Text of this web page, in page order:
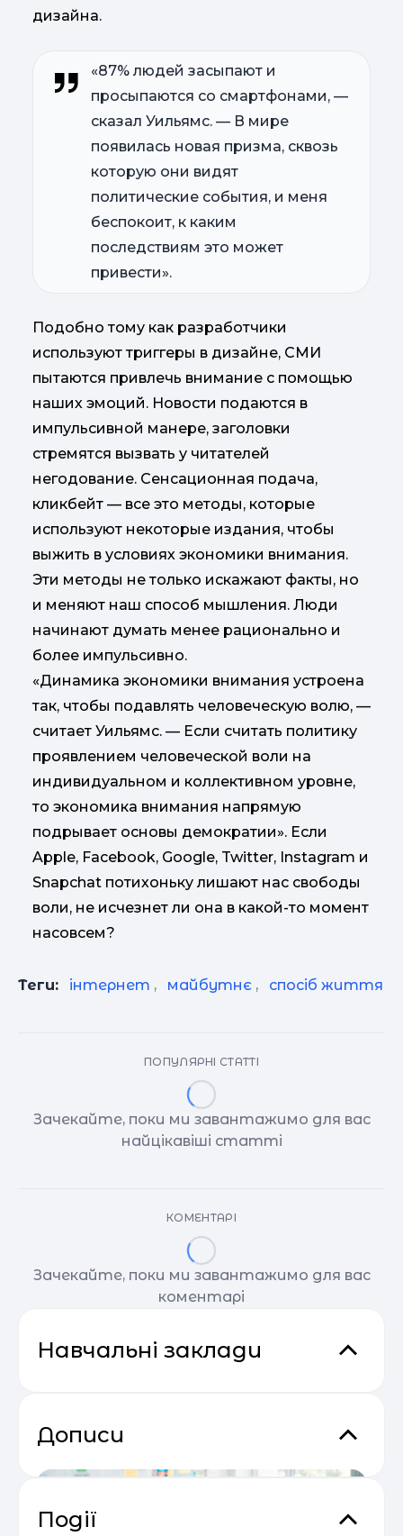
дизайна.
«87% людей засыпают и
просыпаются со смартфонами, —
сказал Уильямс. — В мире
появилась новая призма, сквозь
которую они видят
политические события, и меня
беспокоит, к каким
последствиям это может
привести».
Подобно тому как разработчики
используют триггеры в дизайне, СМИ
пытаются привлечь внимание с помощью
наших эмоций. Новости подаются в
импульсивной манере, заголовки
стремятся вызвать у читателей
негодование. Сенсационная подача,
кликбейт — все это методы, которые
используют некоторые издания, чтобы
выжить в условиях экономики внимания.
Эти методы не только искажают факты, но
и меняют наш способ мышления. Люди
начинают думать менее рационально и
более импульсивно.
«Динамика экономики внимания устроена
так, чтобы подавлять человеческую волю, —
считает Уильямс. — Если считать политику
проявлением человеческой воли на
индивидуальном и коллективном уровне,
то экономика внимания напрямую
подрывает основы демократии». Если
Apple, Facebook, Google, Twitter, Instagram и
Snapchat потихоньку лишают нас свободы
воли, не исчезнет ли она в какой-то момент
насовсем?
Теги: інтернет , майбутнє , спосіб життя
ПОПУЛЯРНІ СТАТТІ
Зачекайте, поки ми завантажимо для вас
найцікавіші статті
КОМЕНТАРІ
Зачекайте, поки ми завантажимо для вас
коментарі
Навчальні заклади
Дописи
Події